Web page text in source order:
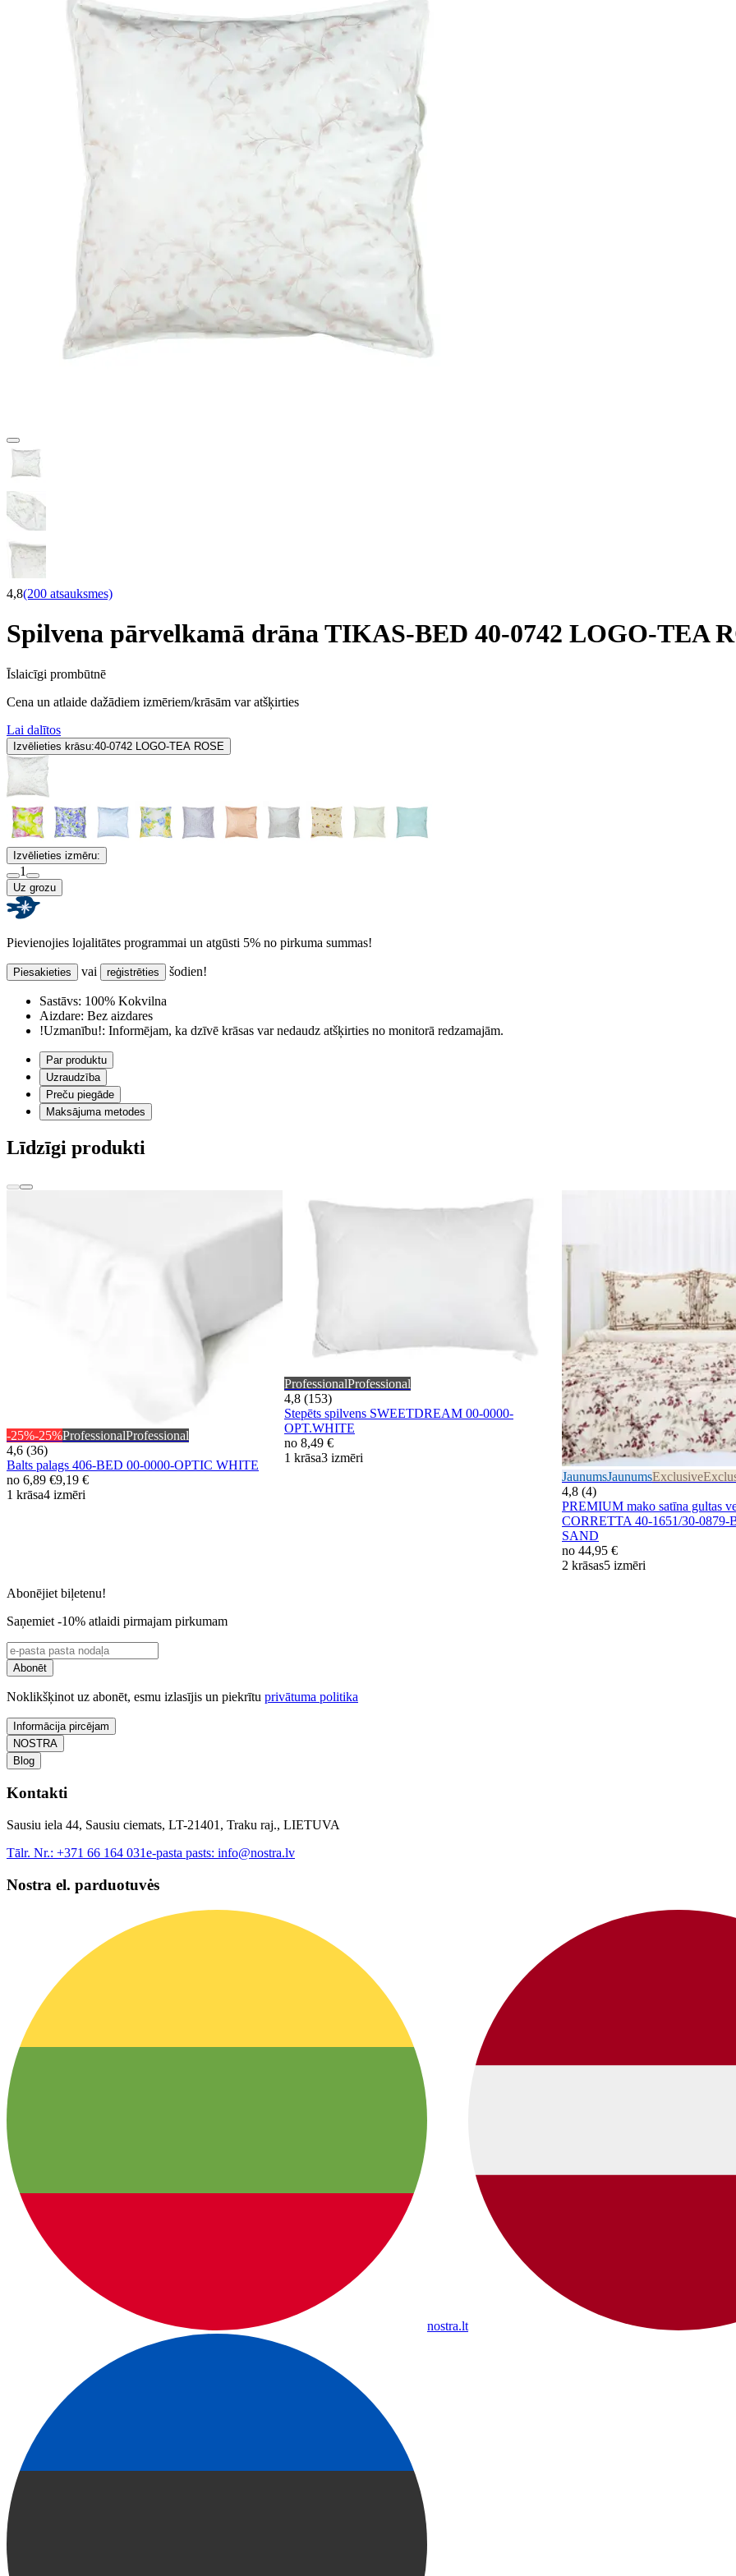
4,8(200 atsauksmes)
Spilvena pārvelkamā drāna TIKAS-BED 40-0742 LOGO-TEA
Īslaicīgi prombūtnē
Cena un atlaide dažādiem izmēriem/krāsām var atšķirties
Lai dalītos
Izvēlieties krāsu:40-0742 LOGO-TEA ROSE
Izvēlieties izmēru:
1
Uz grozu
Pievienojies lojalitātes programmai un atgūsti 5% no pirkuma summas!
Piesakieties vai reģistrēties šodien!
Sastāvs: 100% Kokvilna
Aizdare: Bez aizdares
!Uzmanību!: Informējam, ka dzīvē krāsas var nedaudz atšķirties no monitorā redzamajām.
Par produktu
Uzraudzība
Preču piegāde
Maksājuma metodes
Līdzīgi produkti
-25%-25%ProfessionalProfessional
4,6 (36)
Balts palags 406-BED 00-0000-OPTIC WHITE
no 6,89 €9,19 €
1 krāsa4 izmēri
ProfessionalProfessional
4,8 (153)
Stepēts spilvens SWEETDREAM 00-0000-
OPT.WHITE
no 8,49 €
1 krāsa3 izmēri
JaunumsJaunumsExclusive
4,8 (4)
PREMIUM mako satīna gultas
CORRETTA 40-1651/30-
SAND
no 44,95 €
2 krāsas5 izmēri
Abonējiet biļetenu!
Saņemiet -10% atlaidi pirmajam pirkumam
Abonēt
Noklikšķinot uz abonēt, esmu izlasījis un piekrītu privātuma politika
Informācija pircējam
NOSTRA
Blog
Kontakti
Sausiu iela 44, Sausiu ciemats, LT-21401, Traku raj., LIETUVA
Tālr. Nr.: +371 66 164 031e-pasta pasts: info@nostra.lv
Nostra el. parduotuvės
nostra.lt